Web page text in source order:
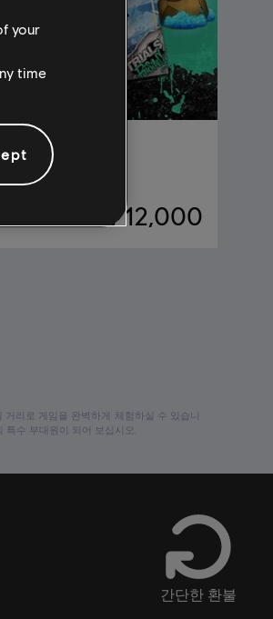
Trials Rising
₩ 12,000
리로 게임을 완벽하게 체험하실 수 있습니
수 부대원이 되어 보십시오.
간단한 환불
your
time